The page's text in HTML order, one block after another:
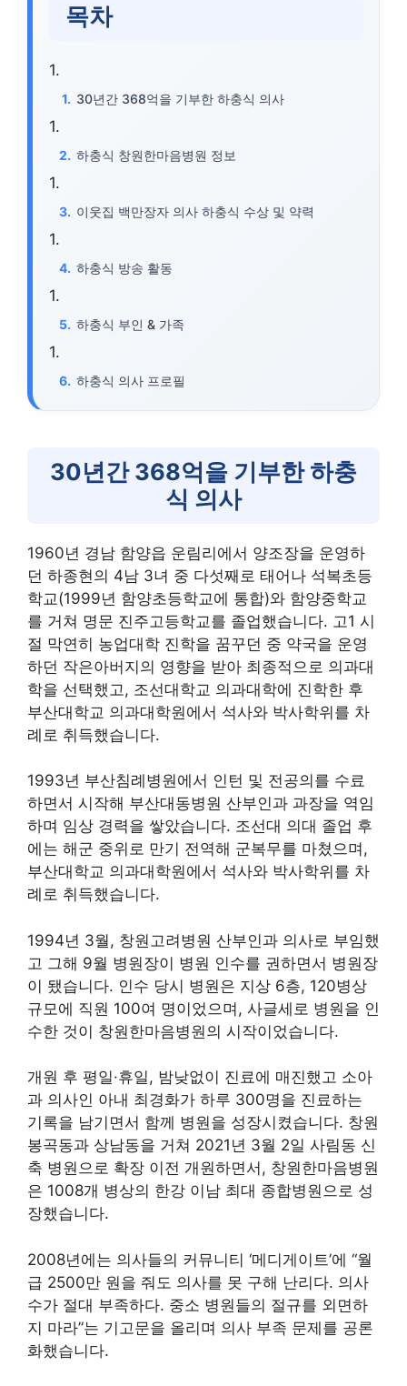
목차
30년간 368억을 기부한 하충식 의사
하충식 창원한마음병원 정보
이웃집 백만장자 의사 하충식 수상 및 약력
하충식 방송 활동
하충식 부인 & 가족
하충식 의사 프로필
30년간 368억을 기부한 하충
식 의사
1960년 경남 함양읍 운림리에서 양조장을 운영하
던 하종현의 4남 3녀 중 다섯째로 태어나 석복초등
학교(1999년 함양초등학교에 통합)와 함양중학교
를 거쳐 명문 진주고등학교를 졸업했습니다. 고1 시
절 막연히 농업대학 진학을 꿈꾸던 중 약국을 운영
하던 작은아버지의 영향을 받아 최종적으로 의과대
학을 선택했고, 조선대학교 의과대학에 진학한 후
부산대학교 의과대학원에서 석사와 박사학위를 차
례로 취득했습니다.
1993년 부산침례병원에서 인턴 및 전공의를 수료
하면서 시작해 부산대동병원 산부인과 과장을 역임
하며 임상 경력을 쌓았습니다. 조선대 의대 졸업 후
에는 해군 중위로 만기 전역해 군복무를 마쳤으며,
부산대학교 의과대학원에서 석사와 박사학위를 차
례로 취득했습니다.
1994년 3월, 창원고려병원 산부인과 의사로 부임했
고 그해 9월 병원장이 병원 인수를 권하면서 병원장
이 됐습니다. 인수 당시 병원은 지상 6층, 120병상
규모에 직원 100여 명이었으며, 사글세로 병원을 인
수한 것이 창원한마음병원의 시작이었습니다.
개원 후 평일·휴일, 밤낮없이 진료에 매진했고 소아
과 의사인 아내 최경화가 하루 300명을 진료하는
기록을 남기면서 함께 병원을 성장시켰습니다. 창원
봉곡동과 상남동을 거쳐 2021년 3월 2일 사림동 신
축 병원으로 확장 이전 개원하면서, 창원한마음병원
은 1008개 병상의 한강 이남 최대 종합병원으로 성
장했습니다.
2008년에는 의사들의 커뮤니티 ‘메디게이트’에 “월
급 2500만 원을 줘도 의사를 못 구해 난리다. 의사
수가 절대 부족하다. 중소 병원들의 절규를 외면하
지 마라”는 기고문을 올리며 의사 부족 문제를 공론
화했습니다.